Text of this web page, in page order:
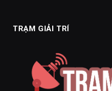
TRẠM GIẢI TRÍ